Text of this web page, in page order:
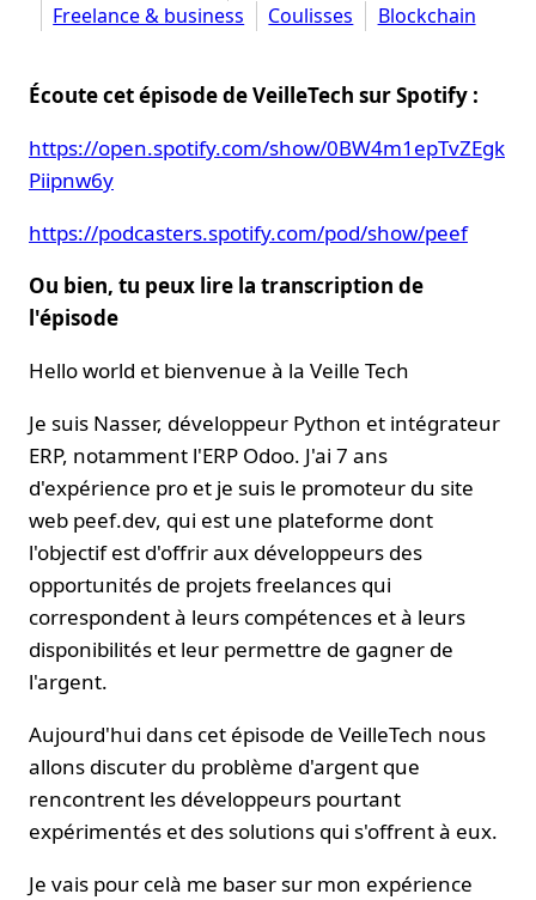
Freelance & business
Coulisses Blockchain
Écoute cet épisode de VeilleTech sur Spotify :
https://open.spotify.com/show/0BW4m1epTvZEgk
Piipnw6y
https://podcasters.spotify.com/pod/show/peef
Ou bien, tu peux lire la transcription de
l'épisode
Hello world et bienvenue à la Veille Tech
Je suis Nasser, développeur Python et intégrateur
ERP, notamment l'ERP Odoo. J'ai 7 ans
d'expérience pro et je suis le promoteur du site
web peef.dev, qui est une plateforme dont
l'objectif est d'offrir aux développeurs des
opportunités de projets freelances qui
correspondent à leurs compétences et à leurs
disponibilités et leur permettre de gagner de
l'argent.
Aujourd'hui dans cet épisode de VeilleTech nous
allons discuter du problème d'argent que
rencontrent les développeurs pourtant
expérimentés et des solutions qui s'offrent à eux.
Je vais pour celà me baser sur mon expérience